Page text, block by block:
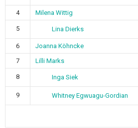
4 Milena Wittig
5 Lina Dierks
6 Joanna Köhncke
7
Lilli Marks
8 Inga Siek
9 Whitney Egwuagu-Gordian